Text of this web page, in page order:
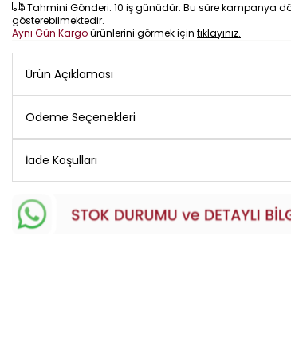
Tahmini Gönderi: 10 iş günüdür. Bu süre kampanya
gösterebilmektedir.
Aynı Gün Kargoürünlerini görmek için tıklayınız.
Ürün Açıklaması
Ödeme Seçenekleri
İade Koşulları